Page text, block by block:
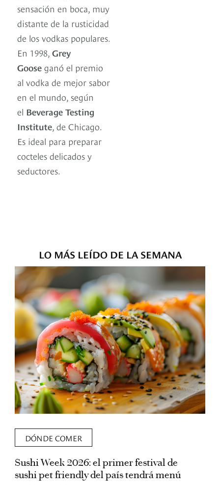
sensación en boca, muy
distante de la rusticidad
de los vodkas populares.
En 1998, Grey
Goose ganó el premio
al vodka de mejor sabor
en el mundo, según
el Beverage Testing
Institute , de Chicago.
Es ideal para preparar
cocteles delicados y
seductores.
LO MÁS LEÍDO DE LA SEMANA
DÓNDE COMER
Sushi Week 2026: el primer festival de
sushi pet friendly del país tendrá menú